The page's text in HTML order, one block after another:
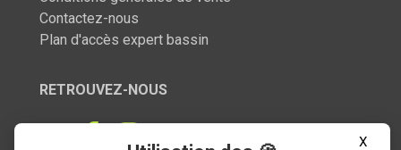
Contactez-nous
Plan d'accès expert bassin
RETROUVEZ-NOUS
X